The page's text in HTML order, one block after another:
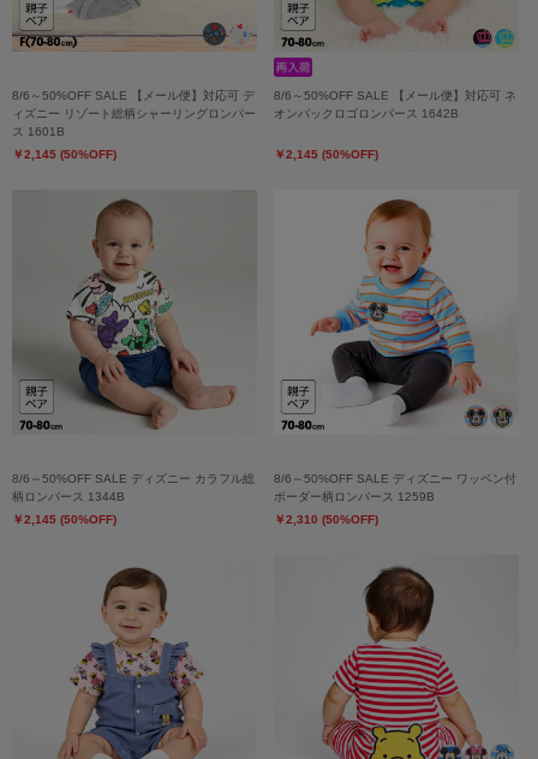
8/6～50%OFF SALE 【メール便】対応可 デ
ィズニー リゾート総柄シャーリングロンパー
ス 1601B
￥2,145 (50%OFF)
8/6～50%OFF SALE 【メール便】対応可 ネ
オンバックロゴロンパース 1642B
￥2,145 (50%OFF)
8/6～50%OFF SALE ディズニー カラフル総
柄ロンパース 1344B
￥2,145 (50%OFF)
8/6～50%OFF SALE ディズニー ワッペン付
ボーダー柄ロンパース 1259B
￥2,310 (50%OFF)